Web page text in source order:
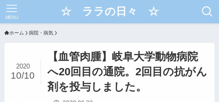
☆ ララの日々 ☆
MENU
ホーム 病院・病気
【血管肉腫】岐阜大学動物病院
へ20回目の通院。2回目の抗がん
剤を投与しました。
2020
10/10